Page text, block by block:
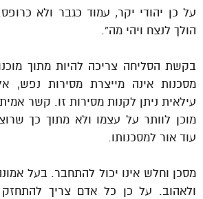
על כן יהודי יקר, עמוד כגבר ולא
הולך לנצח ויהי מה”.
בקשת הסליחה צריכה להיות מתוך
מסכנות אינה מייצרת מסירות נפש,
עילאית ניתן לקנות מסירות זו. קשר
מוכן לוותר על עצמו ולא מתוך כך
עוד אור למסכנותו.
מסכן וחלש אינו יכול להתחבר. בעל
ולאהוב. על כן כל אדם צריך